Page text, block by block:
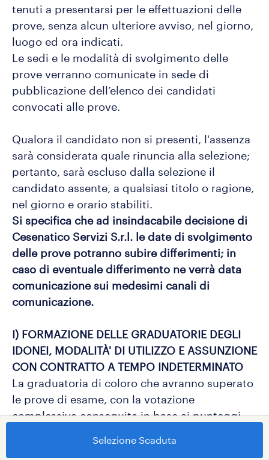
Selezione Scaduta
tenuti a presentarsi per le effettuazioni delle
prove, senza alcun ulteriore avviso, nel giorno,
luogo ed ora indicati.
Le sedi e le modalità di svolgimento delle
prove verranno comunicate in sede di
pubblicazione dell’elenco dei candidati
convocati alle prove.
Qualora il candidato non si presenti, l'assenza
sarà considerata quale rinuncia alla selezione;
pertanto, sarà escluso dalla selezione il
candidato assente, a qualsiasi titolo o ragione,
nel giorno e orario stabiliti.
Si specifica che ad insindacabile decisione di
Cesenatico Servizi S.r.l. le date di svolgimento
delle prove potranno subire differimenti; in
caso di eventuale differimento ne verrà data
comunicazione sui medesimi canali di
comunicazione.
I) FORMAZIONE DELLE GRADUATORIE DEGLI
IDONEI, MODALITÀ' DI UTILIZZO E ASSUNZIONE
CON CONTRATTO A TEMPO INDETERMINATO
La graduatoria di coloro che avranno superato
le prove di esame, con la votazione
complessiva conseguita in base ai punteggi
istituzionale di Cesenatico Servizi S.r.l